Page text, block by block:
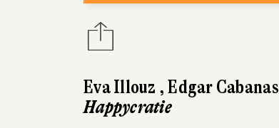
Eva Illouz ,Edgar Cabanas
Happycratie